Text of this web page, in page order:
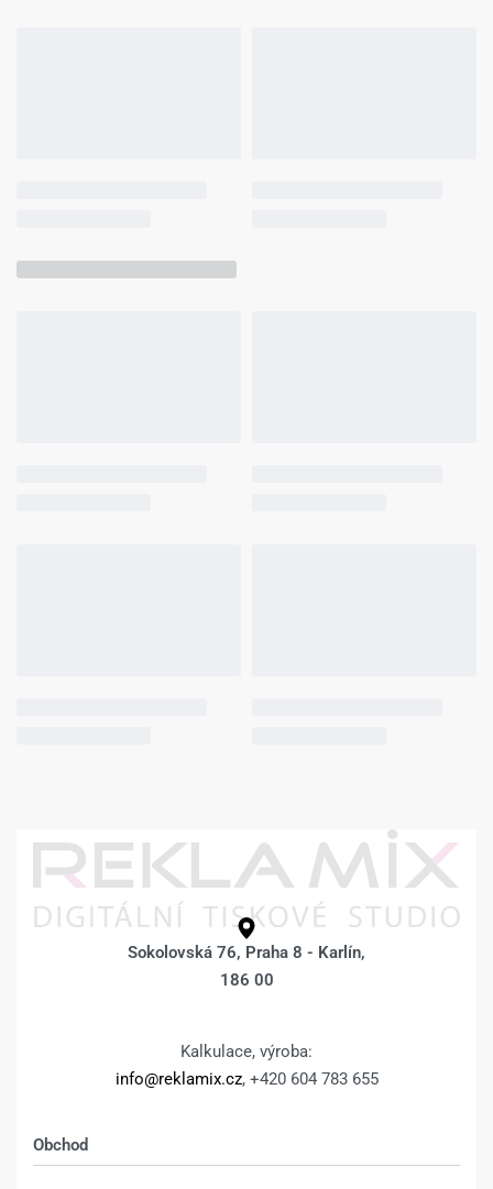
Sokolovská 76, Praha 8 - Karlín,
186 00
Kalkulace, výroba:
info@reklamix.cz, +420 604 783 655
Obchod